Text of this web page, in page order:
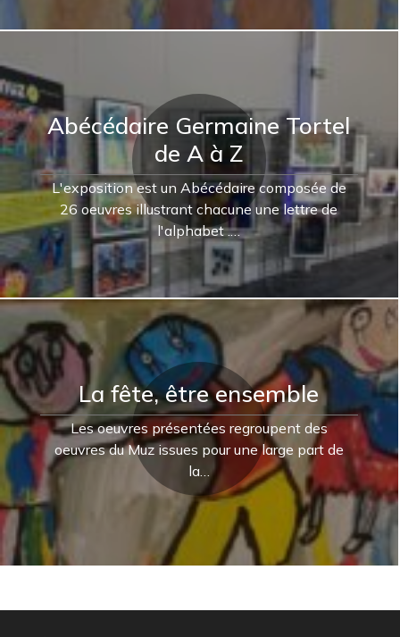
Abécédaire Germaine Tortel
de A à Z
L'exposition est un Abécédaire composée de
26 oeuvres illustrant chacune une lettre de
l'alphabet .…
La fête, être ensemble
Les oeuvres présentées regroupent des
oeuvres du Muz issues pour une large part de
la…